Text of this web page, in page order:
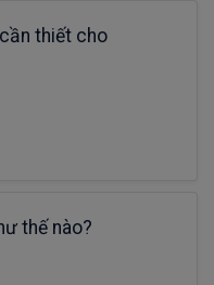
thiết cho
thế nào?